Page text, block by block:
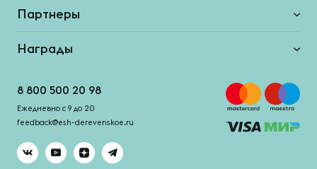
Партнеры
Награды
8 800 500 20 98
Ежедневно с 9 до 20
feedback@esh-derevenskoe.ru